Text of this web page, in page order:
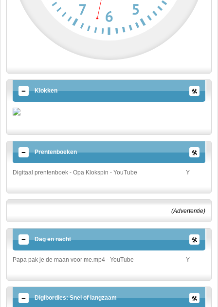
Klokken
Prentenboeken
Digitaal prentenboek - Opa Klokspin - YouTube Y
(Advertentie)
Dag en nacht
Papa pak je de maan voor me.mp4 - YouTube Y
Digibordles: Snel of langzaam